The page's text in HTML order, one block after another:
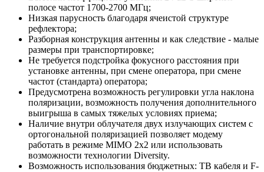
полосе частот 1700-2700 МГц;
Низкая парусность благодаря ячеистой структуре
рефлектора;
Разборная конструкция антенны и как следствие - малые
размеры при транспортировке;
Не требуется подстройка фокусного расстояния при
установке антенны, при смене оператора, при смене
частот (стандарта) оператора;
Предусмотрена возможность регулировки угла наклона
поляризации, возможность получения дополнительного
выигрыша в самых тяжелых условиях приема;
Наличие внутри облучателя двух излучающих систем с
ортогональной поляризацией позволяет модему
работать в режиме MIMO 2x2 или использовать
возможности технологии Diversity.
Возможность использования бюджетных: ТВ кабеля и F-